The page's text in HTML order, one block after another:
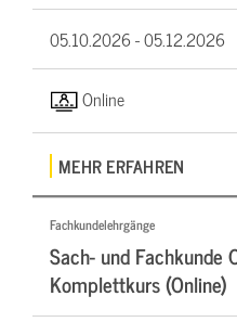
05.10.2026 -05.12.2026
Online
MEHR ERFAHREN
Fachkundelehrgänge
Sach- und Fachkunde
Komplettkurs (Online)